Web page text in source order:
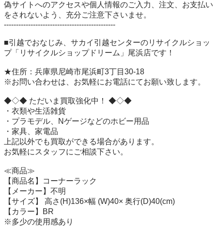
偽サイトへのアクセスや個人情報のご入力、注文、お支払い
をされないよう、充分ご注意下さいませ。
----------------------------------------------
■引越でおなじみ、サカイ引越センターのリサイクルショッ
プ「リサイクルショップドリーム」尾浜店です！
★住所：兵庫県尼崎市尾浜町3丁目30-18
※お問い合わせは、お気軽にお電話にてお願い致します。
◆◇◆ ただいま買取強化中！ ◆◇◆
・衣類や生活雑貨
・プラモデル、Nゲージなどのホビー用品
・家具、家電品
上記以外でも買取ができる場合があります。
お気軽にスタッフにご相談下さい。
≪商品≫
【商品名】コーナーラック
【メーカー】不明
【サイズ】 高さ(H)136×幅 (W)40× 奥行(D)40(cm)
【カラー】BR
※多少の使用感あり